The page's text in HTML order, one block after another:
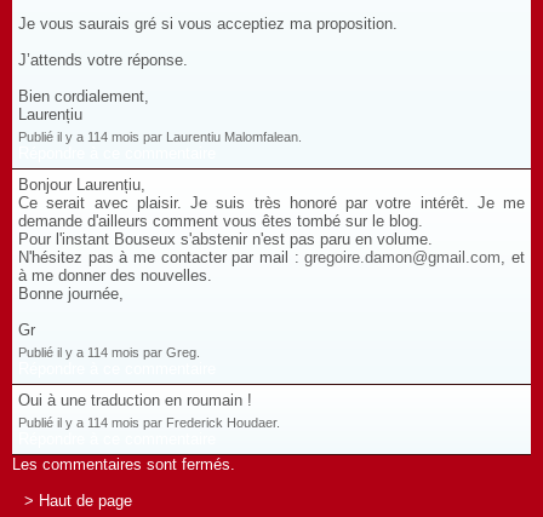
Je vous saurais gré si vous acceptiez ma proposition.
J’attends votre réponse.
Bien cordialement,
Laurențiu
Publié il y a 114 mois par Laurentiu Malomfalean.
Bonjour Laurențiu,
Ce serait avec plaisir. Je suis très honoré par votre intérêt. Je me
demande d'ailleurs comment vous êtes tombé sur le blog.
Pour l'instant Bouseux s'abstenir n'est pas paru en volume.
N'hésitez pas à me contacter par mail :gregoire.damon@gmail.com, et
à me donner des nouvelles.
Bonne journée,
Gr
Publié il y a 114 mois par Greg.
Oui à une traduction en roumain !
Publié il y a 114 mois par Frederick Houdaer.
Les commentaires sont fermés.
> Haut de page